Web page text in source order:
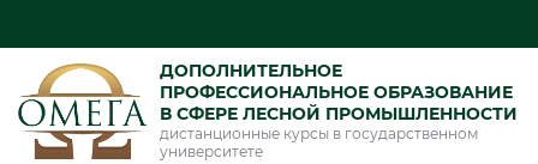
ДОПОЛНИТЕЛЬНОЕ
ПРОФЕССИОНАЛЬНОЕ ОБРАЗОВАНИЕ
В СФЕРЕ ЛЕСНОЙ ПРОМЫШЛЕННОСТИ
дистанционные курсы в государственном
университете